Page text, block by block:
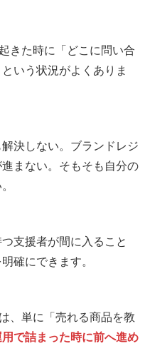
きた時に「どこに問い合
いう状況がよくありま
決しない。ブランドレジ
まない。そもそも自分の
支援者が間に入ること
確にできます。
、単に「売れる商品を教
で詰まった時に前へ進め